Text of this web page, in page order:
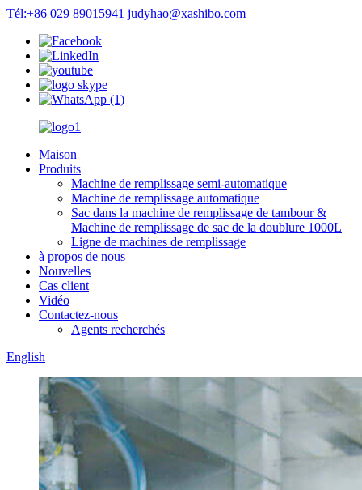
Tél:+86 029 89015941 judyhao@xashibo.com
Maison
Produits
Machine de remplissage semi-automatique
Machine de remplissage automatique
Sac dans la machine de remplissage de tambour &
Machine de remplissage de sac de la doublure 1000L
Ligne de machines de remplissage
à propos de nous
Nouvelles
Cas client
Vidéo
Contactez-nous
Agents recherchés
English